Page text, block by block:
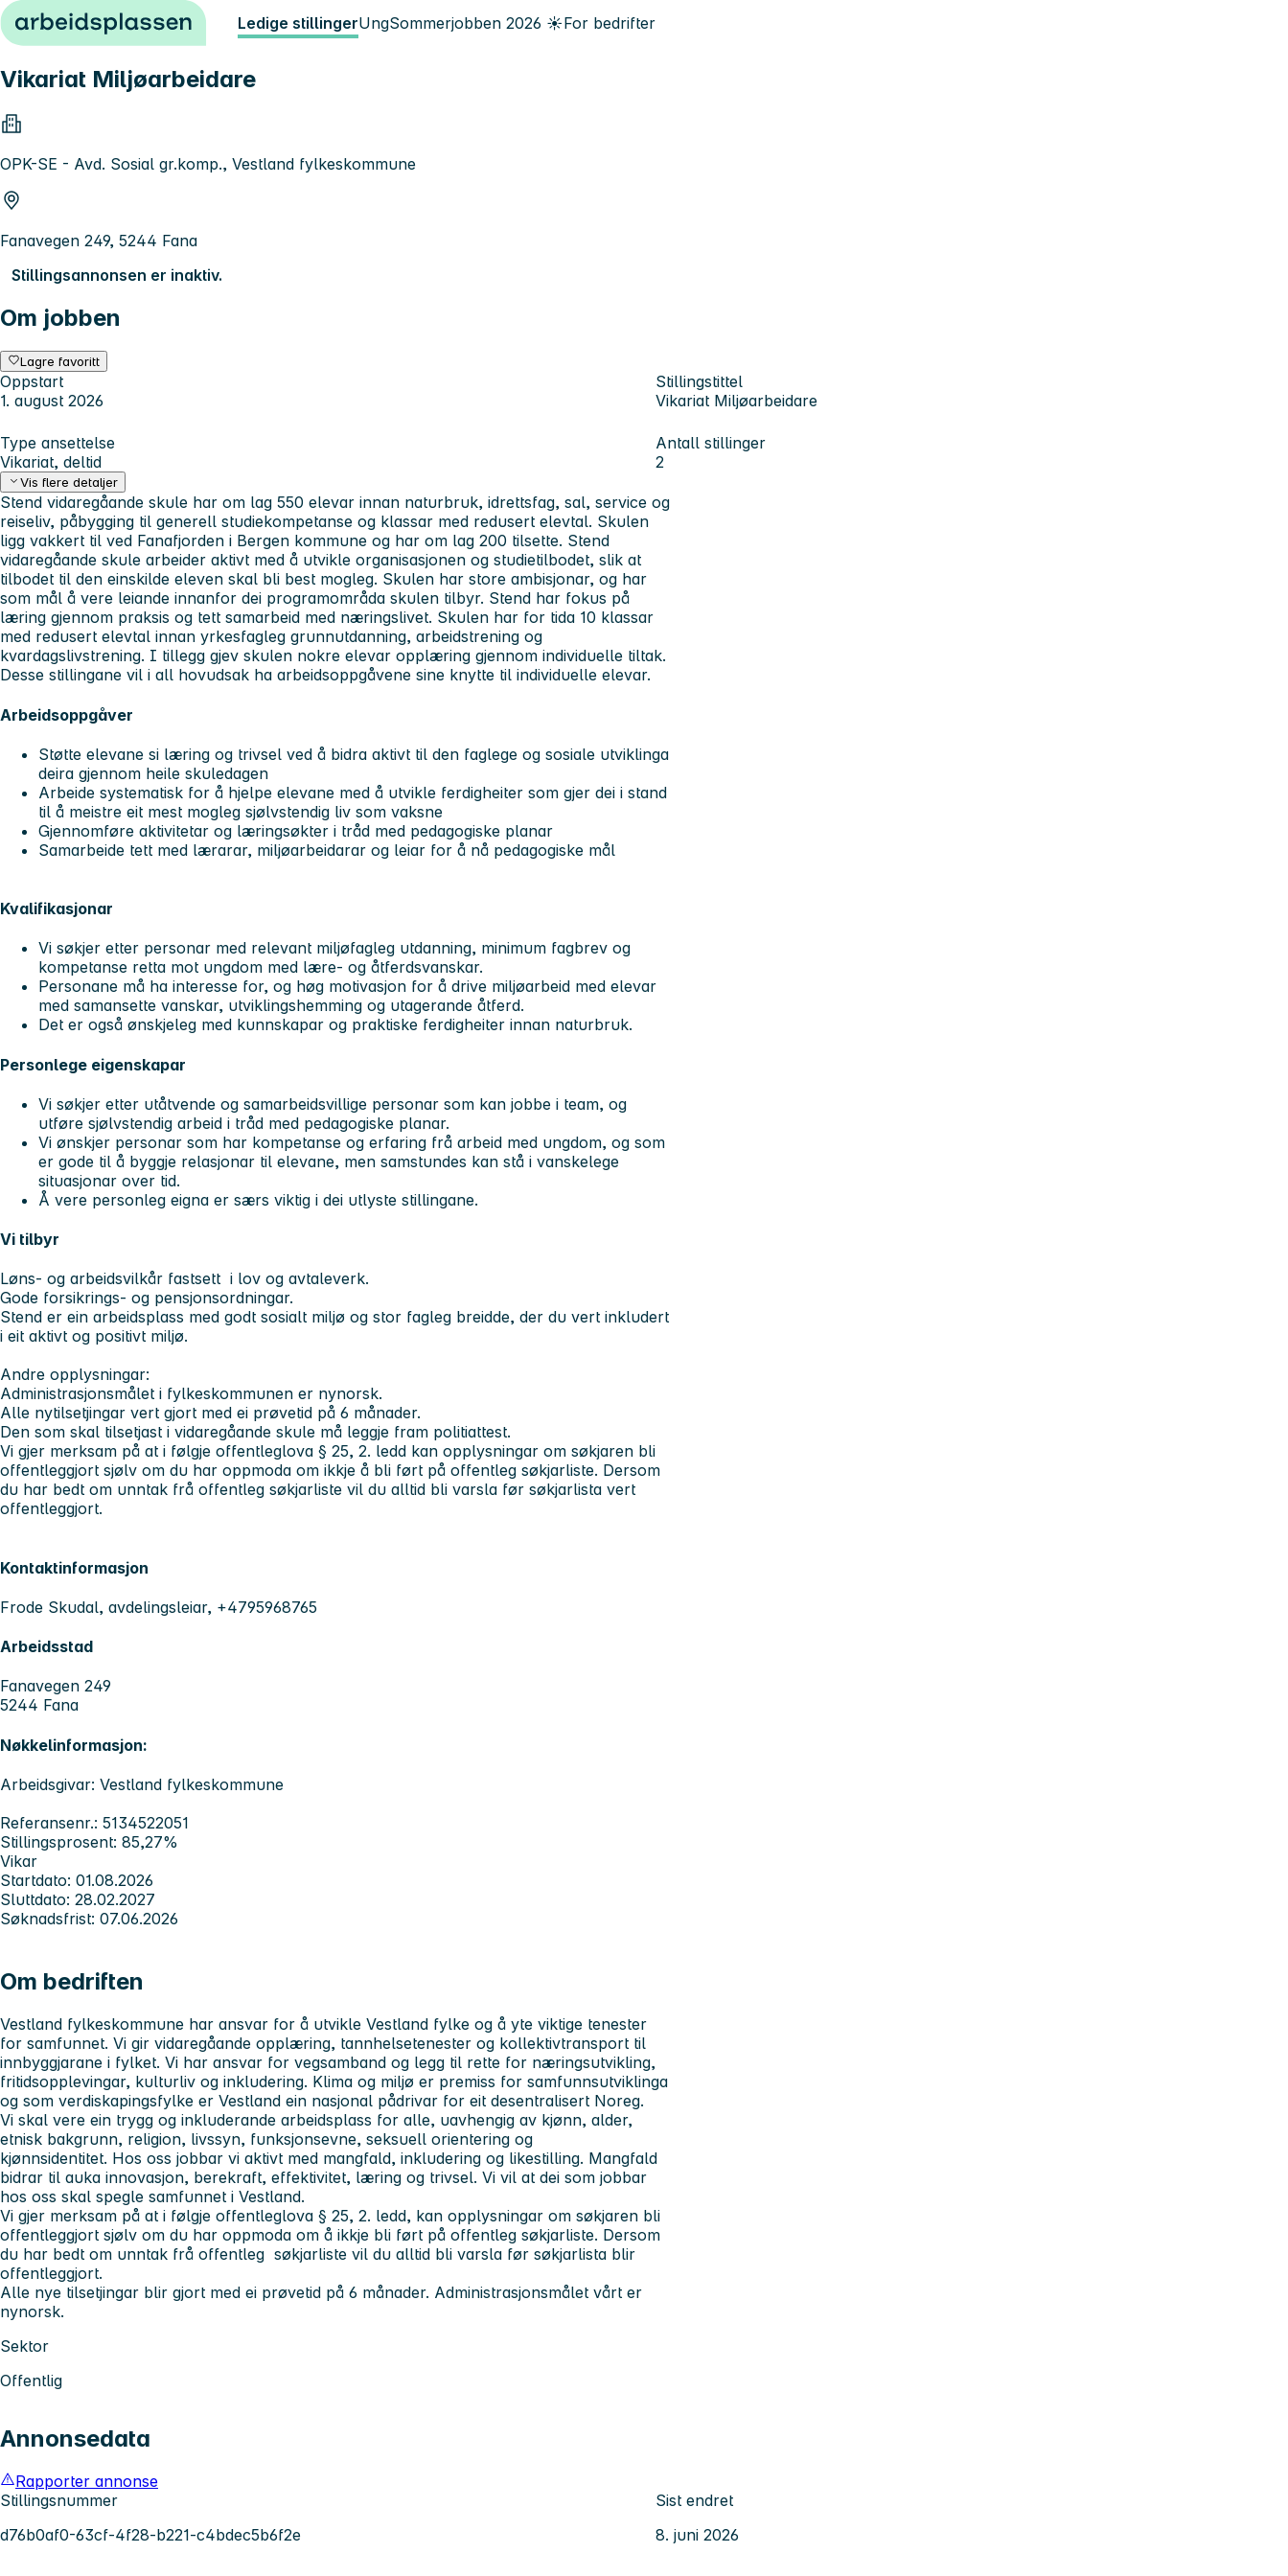
Hopp til innhold Ledige stillingerUngSommerjobben 2026 ☀️For bedrifter
Vikariat Miljøarbeidare
OPK-SE - Avd. Sosial gr.komp., Vestland fylkeskommune
Fanavegen 249, 5244 Fana
Stillingsannonsen er inaktiv.
Om jobben
Lagre favoritt
Oppstart
1. august 2026
Stillingstittel
Vikariat Miljøarbeidare
Type ansettelse
Vikariat, deltid
Antall stillinger
2
Vis flere detaljer
Stend vidaregåande skule har om lag 550 elevar innan naturbruk, idrettsfag, sal, service og
reiseliv, påbygging til generell studiekompetanse og klassar med redusert elevtal. Skulen
ligg vakkert til ved Fanafjorden i Bergen kommune og har om lag 200 tilsette. Stend
vidaregåande skule arbeider aktivt med å utvikle organisasjonen og studietilbodet, slik at
tilbodet til den einskilde eleven skal bli best mogleg. Skulen har store ambisjonar, og har
som mål å vere leiande innanfor dei programområda skulen tilbyr. Stend har fokus på
læring gjennom praksis og tett samarbeid med næringslivet. Skulen har for tida 10 klassar
med redusert elevtal innan yrkesfagleg grunnutdanning, arbeidstrening og
kvardagslivstrening. I tillegg gjev skulen nokre elevar opplæring gjennom individuelle tiltak.
Desse stillingane vil i all hovudsak ha arbeidsoppgåvene sine knytte til individuelle elevar.
Arbeidsoppgåver
Støtte elevane si læring og trivsel ved å bidra aktivt til den faglege og sosiale utviklinga
deira gjennom heile skuledagen
Arbeide systematisk for å hjelpe elevane med å utvikle ferdigheiter som gjer dei i stand
til å meistre eit mest mogleg sjølvstendig liv som vaksne
Gjennomføre aktivitetar og læringsøkter i tråd med pedagogiske planar
Samarbeide tett med lærarar, miljøarbeidarar og leiar for å nå pedagogiske mål
Kvalifikasjonar
Vi søkjer etter personar med relevant miljøfagleg utdanning, minimum fagbrev og
kompetanse retta mot ungdom med lære- og åtferdsvanskar.
Personane må ha interesse for, og høg motivasjon for å drive miljøarbeid med elevar
med samansette vanskar, utviklingshemming og utagerande åtferd.
Det er også ønskjeleg med kunnskapar og praktiske ferdigheiter innan naturbruk.
Personlege eigenskapar
Vi søkjer etter utåtvende og samarbeidsvillige personar som kan jobbe i team, og
utføre sjølvstendig arbeid i tråd med pedagogiske planar.
Vi ønskjer personar som har kompetanse og erfaring frå arbeid med ungdom, og som
er gode til å byggje relasjonar til elevane, men samstundes kan stå i vanskelege
situasjonar over tid.
Å vere personleg eigna er særs viktig i dei utlyste stillingane.
Vi tilbyr
Løns- og arbeidsvilkår fastsett i lov og avtaleverk.
Gode forsikrings- og pensjonsordningar.
Stend er ein arbeidsplass med godt sosialt miljø og stor fagleg breidde, der du vert inkludert
i eit aktivt og positivt miljø.
Andre opplysningar:
Administrasjonsmålet i fylkeskommunen er nynorsk.
Alle nytilsetjingar vert gjort med ei prøvetid på 6 månader.
Den som skal tilsetjast i vidaregåande skule må leggje fram politiattest.
Vi gjer merksam på at i følgje offentleglova § 25, 2. ledd kan opplysningar om søkjaren bli
offentleggjort sjølv om du har oppmoda om ikkje å bli ført på offentleg søkjarliste. Dersom
du har bedt om unntak frå offentleg søkjarliste vil du alltid bli varsla før søkjarlista vert
offentleggjort.
Kontaktinformasjon
Frode Skudal, avdelingsleiar, +4795968765
Arbeidsstad
Fanavegen 249
5244 Fana
Nøkkelinformasjon:
Arbeidsgivar: Vestland fylkeskommune
Referansenr.: 5134522051
Stillingsprosent: 85,27%
Vikar
Startdato: 01.08.2026
Sluttdato: 28.02.2027
Søknadsfrist: 07.06.2026
Om bedriften
Vestland fylkeskommune har ansvar for å utvikle Vestland fylke og å yte viktige tenester
for samfunnet. Vi gir vidaregåande opplæring, tannhelsetenester og kollektivtransport til
innbyggjarane i fylket. Vi har ansvar for vegsamband og legg til rette for næringsutvikling,
fritidsopplevingar, kulturliv og inkludering. Klima og miljø er premiss for samfunnsutviklinga
og som verdiskapingsfylke er Vestland ein nasjonal pådrivar for eit desentralisert Noreg.
Vi skal vere ein trygg og inkluderande arbeidsplass for alle, uavhengig av kjønn, alder,
etnisk bakgrunn, religion, livssyn, funksjonsevne, seksuell orientering og
kjønnsidentitet. Hos oss jobbar vi aktivt med mangfald, inkludering og likestilling. Mangfald
bidrar til auka innovasjon, berekraft, effektivitet, læring og trivsel. Vi vil at dei som jobbar
hos oss skal spegle samfunnet i Vestland.
Vi gjer merksam på at i følgje offentleglova § 25, 2. ledd, kan opplysningar om søkjaren bli
offentleggjort sjølv om du har oppmoda om å ikkje bli ført på offentleg søkjarliste. Dersom
du har bedt om unntak frå offentleg søkjarliste vil du alltid bli varsla før søkjarlista blir
offentleggjort.
Alle nye tilsetjingar blir gjort med ei prøvetid på 6 månader. Administrasjonsmålet vårt er
nynorsk.
Sektor
Offentlig
Annonsedata
Rapporter annonse
Stillingsnummer
d76b0af0-63cf-4f28-b221-c4bdec5b6f2e
Sist endret
8. juni 2026